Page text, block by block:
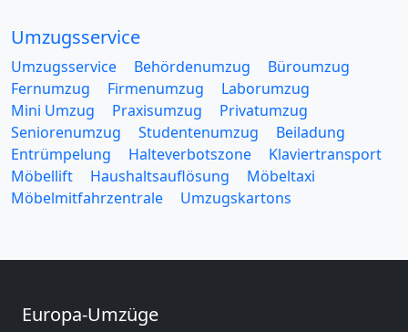
Umzugsservice
Umzugsservice Behördenumzug
Büroumzug
Fernumzug
Firmenumzug
Laborumzug
Mini Umzug
Praxisumzug
Privatumzug
Seniorenumzug
Studentenumzug
Beiladung
Entrümpelung
Halteverbotszone
Klaviertransport
Möbellift
Haushaltsauflösung
Möbeltaxi
Möbelmitfahrzentrale
Umzugskartons
Europa-Umzüge